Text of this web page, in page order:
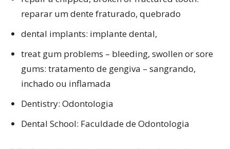
reparar um dente fraturado, quebrado
dental implants: implante dental,
treat gum problems – bleeding, swollen or sore
gums: tratamento de gengiva – sangrando,
inchado ou inflamada
Dentistry: Odontologia
Dental School: Faculdade de Odontologia